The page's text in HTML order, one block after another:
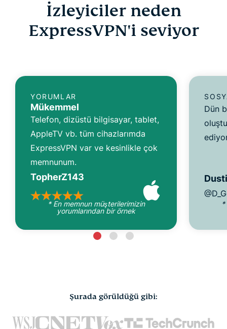
İzleyiciler neden
ExpressVPN'i seviyor
YORUMLAR
Mükemmel
Telefon, dizüstü bilgisayar, tablet,
AppleTV vb. tüm cihazlarımda
ExpressVPN var ve kesinlikle çok
memnunum.
TopherZ143
* En memnun müşterilerimizin
yorumlarından bir örnek
Dün
*
Şurada görüldüğü gibi: